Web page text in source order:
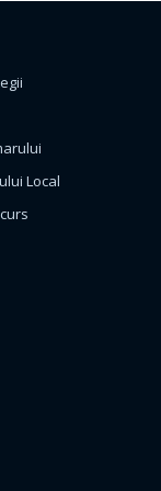
Local